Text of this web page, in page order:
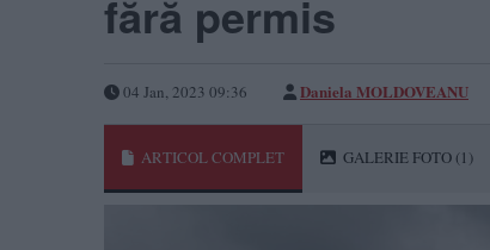
fără permis
04 Jan, 2023 09:36 Daniela MOLDOVEANU
ARTICOL COMPLET GALERIE FOTO (1)